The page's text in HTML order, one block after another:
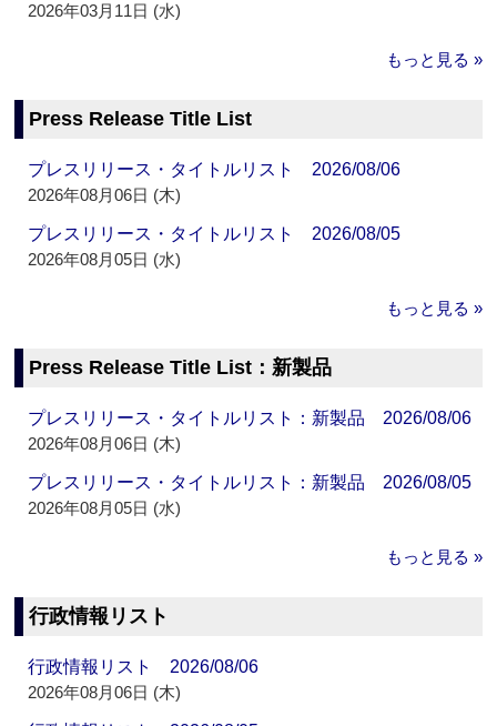
2026年03月11日 (水)
もっと見る »
Press Release Title List
プレスリリース・タイトルリスト 2026/08/06
2026年08月06日 (木)
プレスリリース・タイトルリスト 2026/08/05
2026年08月05日 (水)
もっと見る »
Press Release Title List：新製品
プレスリリース・タイトルリスト：新製品 2026/08/06
2026年08月06日 (木)
プレスリリース・タイトルリスト：新製品 2026/08/05
2026年08月05日 (水)
もっと見る »
行政情報リスト
行政情報リスト 2026/08/06
2026年08月06日 (木)